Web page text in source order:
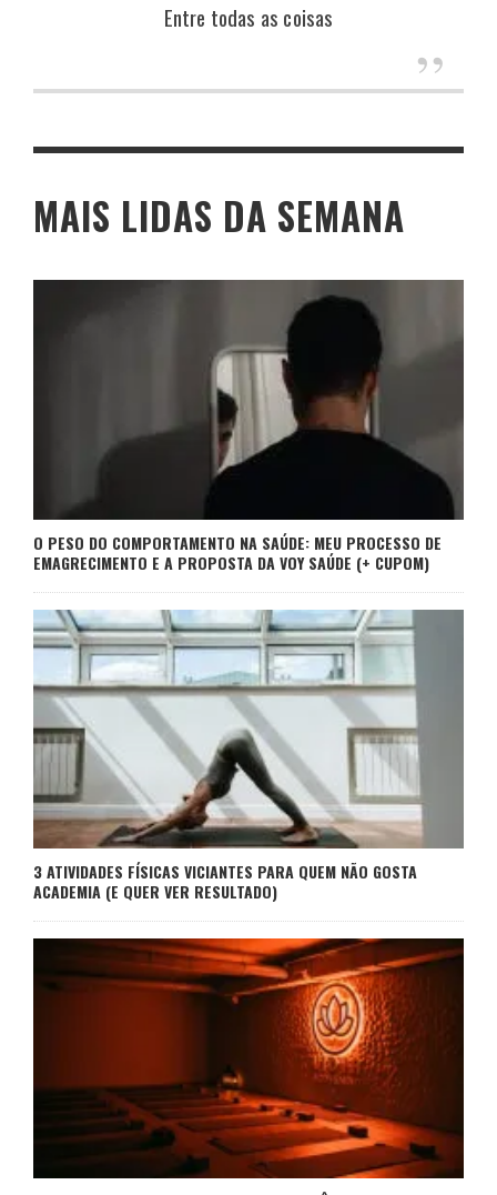
Entre todas as coisas
MAIS LIDAS DA SEMANA
O PESO DO COMPORTAMENTO NA SAÚDE: MEU PROCESSO DE
EMAGRECIMENTO E A PROPOSTA DA VOY SAÚDE (+ CUPOM)
3 ATIVIDADES FÍSICAS VICIANTES PARA QUEM NÃO GOSTA
ACADEMIA (E QUER VER RESULTADO)